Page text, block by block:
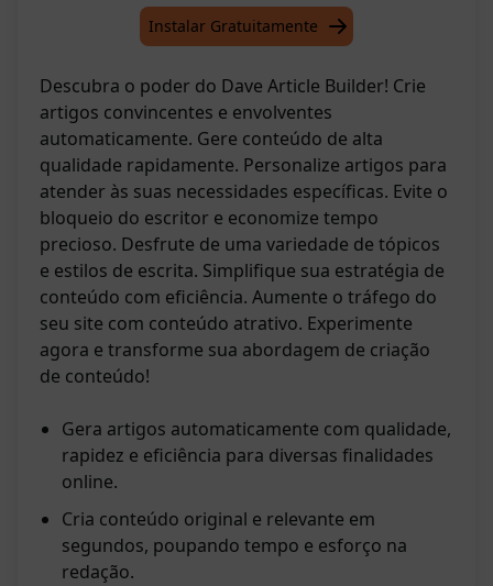
Instalar Gratuitamente
Descubra o poder do Dave Article Builder! Crie
artigos convincentes e envolventes
automaticamente. Gere conteúdo de alta
qualidade rapidamente. Personalize artigos para
atender às suas necessidades específicas. Evite o
bloqueio do escritor e economize tempo
precioso. Desfrute de uma variedade de tópicos
e estilos de escrita. Simplifique sua estratégia de
conteúdo com eficiência. Aumente o tráfego do
seu site com conteúdo atrativo. Experimente
agora e transforme sua abordagem de criação
de conteúdo!
Gera artigos automaticamente com qualidade,
rapidez e eficiência para diversas finalidades
online.
Cria conteúdo original e relevante em
segundos, poupando tempo e esforço na
redação.